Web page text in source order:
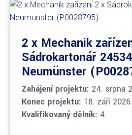
2 x Mechanik
Sádrokartonář 24534
Neumünster
Zahájení projektu: 24. srpna
Konec projektu: 18. září 2026
Kvalifikovaný dělník: 4